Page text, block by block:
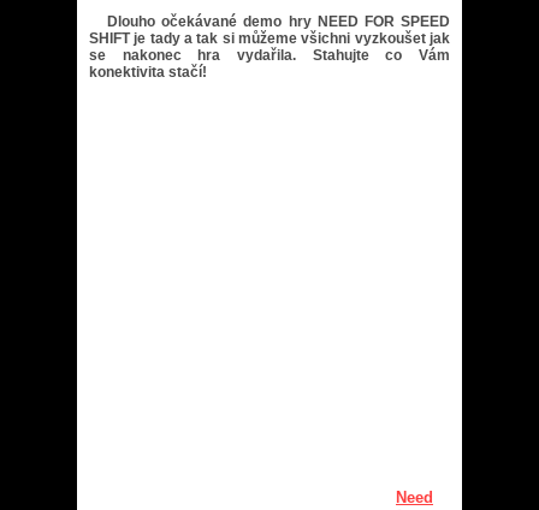
Dlouho očekávané demo hry NEED FOR SPEED
SHIFT je tady a tak si můžeme všichni vyzkoušet jak
se nakonec hra vydařila. Stahujte co Vám
konektivita stačí!
Need